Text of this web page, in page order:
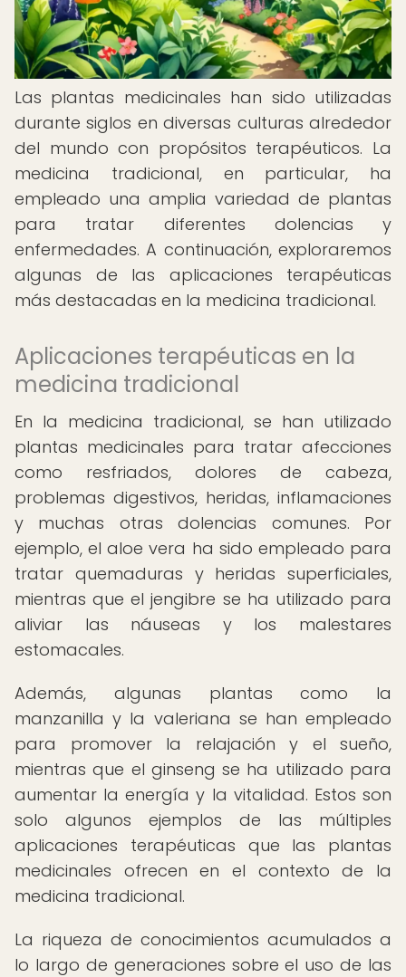
Las plantas medicinales han sido utilizadas
durante siglos en diversas culturas alrededor
del mundo con propósitos terapéuticos. La
medicina tradicional, en particular, ha
empleado una amplia variedad de plantas
para tratar diferentes dolencias y
enfermedades. A continuación, exploraremos
algunas de las aplicaciones terapéuticas
más destacadas en la medicina tradicional.
Aplicaciones terapéuticas en la
medicina tradicional
En la medicina tradicional, se han utilizado
plantas medicinales para tratar afecciones
como resfriados, dolores de cabeza,
problemas digestivos, heridas, inflamaciones
y muchas otras dolencias comunes. Por
ejemplo, el aloe vera ha sido empleado para
tratar quemaduras y heridas superficiales,
mientras que el jengibre se ha utilizado para
aliviar las náuseas y los malestares
estomacales.
Además, algunas plantas como la
manzanilla y la valeriana se han empleado
para promover la relajación y el sueño,
mientras que el ginseng se ha utilizado para
aumentar la energía y la vitalidad. Estos son
solo algunos ejemplos de las múltiples
aplicaciones terapéuticas que las plantas
medicinales ofrecen en el contexto de la
medicina tradicional.
La riqueza de conocimientos acumulados a
lo largo de generaciones sobre el uso de las